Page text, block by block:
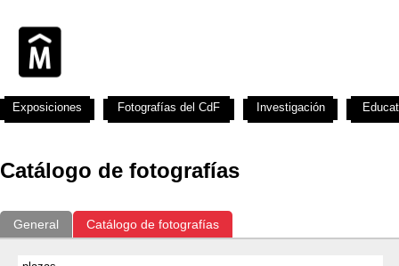
Catálogo de fotografías
General Catálogo de fotografías
Exposiciones Fotografías del CdF Investigación